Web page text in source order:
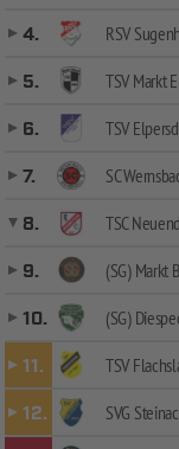
4.
RSV
5.
TSV Markt
6.
TSV
7.
SC
8.
TSC
9.
(SG) Markt
10.
(SG)
11.
TSV
12.
SVG